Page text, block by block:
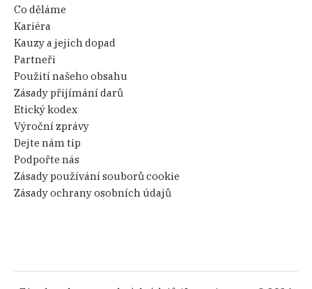
Co děláme
Kariéra
Kauzy a jejich dopad
Partneři
Použití našeho obsahu
Zásady přijímání darů
Etický kodex
Výroční zprávy
Dejte nám tip
Podpořte nás
Zásady používání souborů cookie
Zásady ochrany osobních údajů